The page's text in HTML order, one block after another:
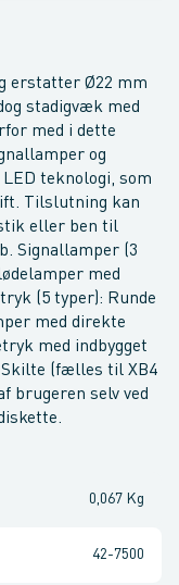
erstatter Ø22 mm
stadigvæk med
med i dette
og
teknologi, som
Tilslutning kan
eller ben til
Signallamper (3
med
(5 typer): Runde
med direkte
med indbygget
Skilte (fælles til XB4
brugeren selv ved
0,067 Kg
42-7500